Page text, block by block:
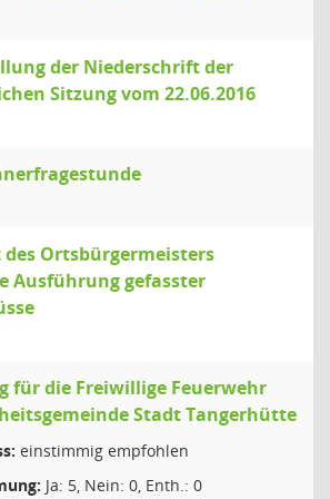
der Niederschrift der
Sitzung vom 22.06.2016
des Ortsbürgermeisters
Ausführung gefasster
für die Freiwillige Feuerwehr
Stadt Tangerhütte
einstimmig empfohlen
Ja: 5, Nein: 0, Enth.: 0